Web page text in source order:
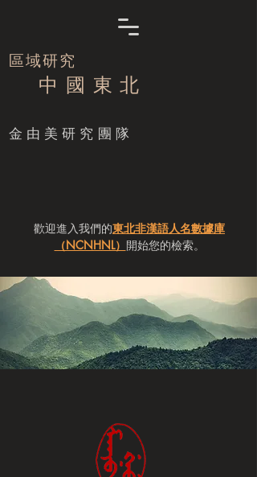
區域研究
中 國 東 北
​金由美研究團隊
歡迎進入我們的東北非漢語人名數據庫
（NCNHNL） 開始您的檢索。